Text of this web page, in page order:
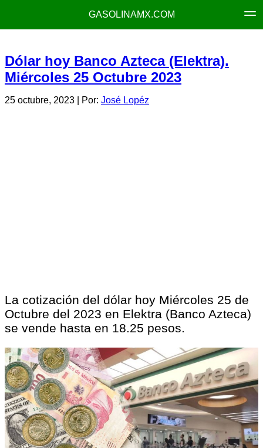
GASOLINAMX.COM
Dólar hoy Banco Azteca (Elektra).
Miércoles 25 Octubre 2023
25 octubre, 2023 | Por: José Lopéz
La cotización del dólar hoy Miércoles 25 de
Octubre del 2023 en Elektra (Banco Azteca)
se vende hasta en 18.25 pesos.